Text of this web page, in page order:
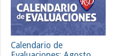
Calendario de